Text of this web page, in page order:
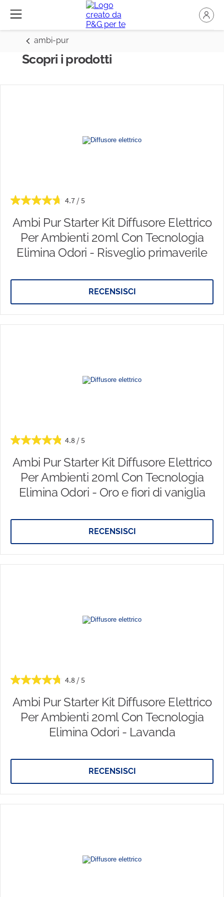
ambi-pur
Scopri i prodotti
4.7
Ambi Pur Starter Kit Diffusore Elettrico
Per Ambienti 20ml Con Tecnologia
Elimina Odori - Risveglio primaverile
RECENSISCI
4.8
Ambi Pur Starter Kit Diffusore Elettrico
Per Ambienti 20ml Con Tecnologia
Elimina Odori - Oro e fiori di vaniglia
RECENSISCI
4.8
Ambi Pur Starter Kit Diffusore Elettrico
Per Ambienti 20ml Con Tecnologia
Elimina Odori - Lavanda
RECENSISCI